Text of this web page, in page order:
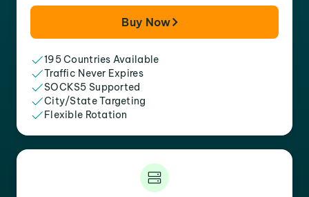
Buy Now
195 Countries Available
Traffic Never Expires
SOCKS5 Supported
City/State Targeting
Flexible Rotation